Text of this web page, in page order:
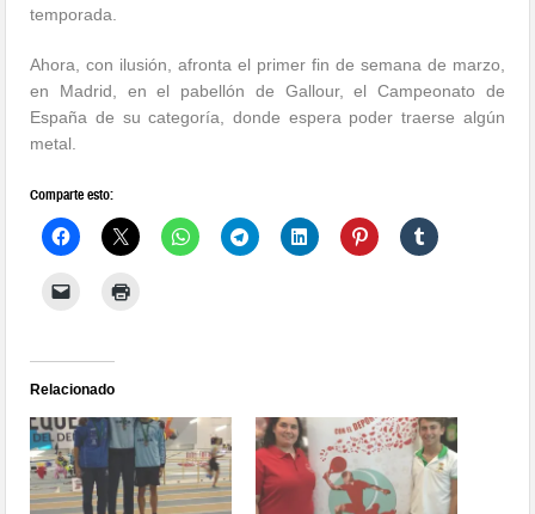
temporada.
Ahora, con ilusión, afronta el primer fin de semana de marzo,
en Madrid, en el pabellón de Gallour, el Campeonato de
España de su categoría, donde espera poder traerse algún
metal.
Comparte esto:
Relacionado